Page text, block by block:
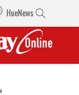
HueNews